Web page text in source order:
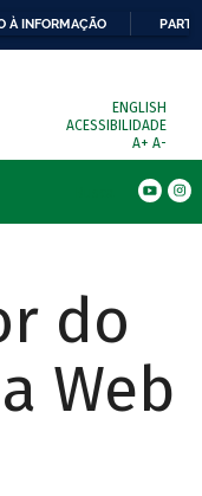
À INFORMAÇÃO
ENGLISH
ACESSIBILIDADE
A+ A-
do
Web